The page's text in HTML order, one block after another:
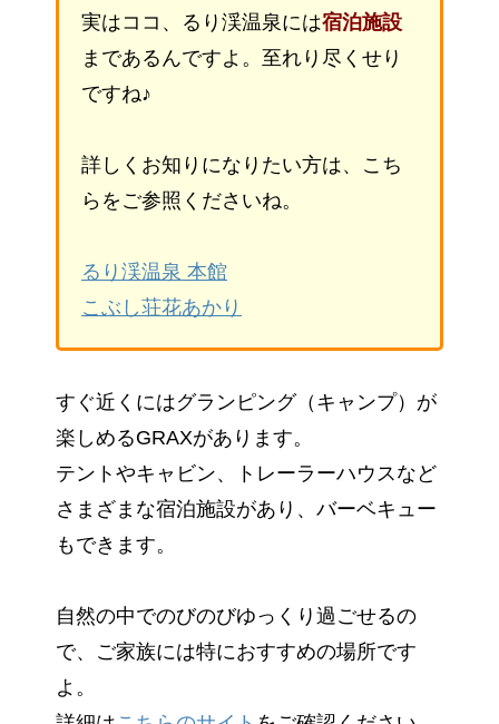
実はココ、るり渓温泉には宿泊施設
まであるんですよ。至れり尽くせり
ですね♪
詳しくお知りになりたい方は、こち
らをご参照くださいね。
るり渓温泉 本館
こぶし荘花あかり
すぐ近くにはグランピング（キャンプ）が
楽しめるGRAXがあります。
テントやキャビン、トレーラーハウスなど
さまざまな宿泊施設があり、バーベキュー
もできます。
自然の中でのびのびゆっくり過ごせるの
で、ご家族には特におすすめの場所です
よ。